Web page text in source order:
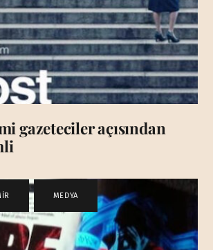
gazeteciler açısından
, MEDYA